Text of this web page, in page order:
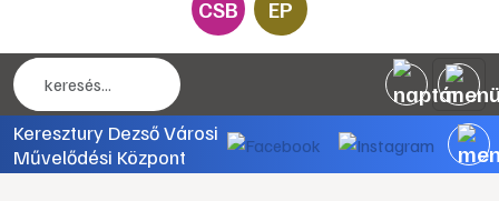
CSB
EP
Keresztury Dezső Városi
Művelődési Központ